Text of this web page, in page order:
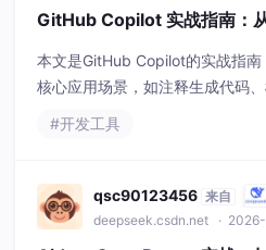
GitHub Copilot 实战指南：
本文是GitHub Copilot的实战指
核心应用场景，如注释生成代码
#开发工具
qsc90123456 来自
deepseek.csdn.net ·